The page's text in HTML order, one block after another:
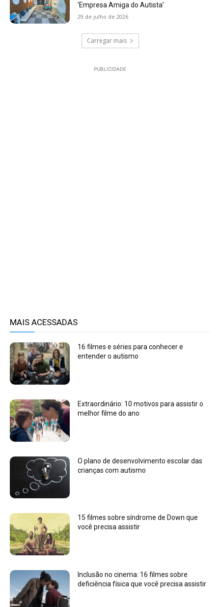
‘Empresa Amiga do Autista’
29 de julho de 2026
Carregar mais
PUBLICIDADE
MAIS ACESSADAS
16 filmes e séries para conhecer e
entender o autismo
Extraordinário: 10 motivos para assistir o
melhor filme do ano
O plano de desenvolvimento escolar das
crianças com autismo
15 filmes sobre síndrome de Down que
você precisa assistir
Inclusão no cinema: 16 filmes sobre
deficiência física que você precisa assistir